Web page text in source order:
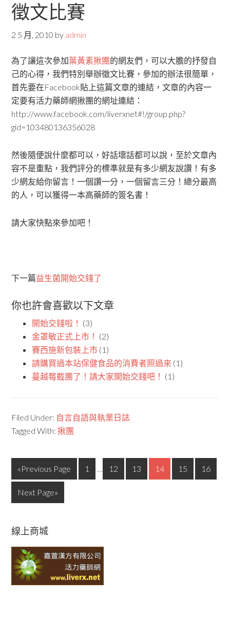
徵文比賽
2 5 月, 2010 by admin
為了讓這次參加葉黃素揪團的網友們，可以大膽的抒發自
己的心得，我們特別舉辦徵文比賽，參加的辦法很簡單，
首先要在Facebook貼上這篇文章的連結，文章的內容一
定要有活力藥師網揪團的網址連結：
http://www.facebook.com/liverxnet#!/group.php?
gid=103480136356028
然後隨便說什麼都可以，好話壞話都可以說，至於文章內
容不是重點，我們評分的標準就是有多少網友說讚！有多
少網友給你留言！一個讚一分，一個留言三分！總分最高
的人，可以獲得一本高藥師的簽名書！
請大家快點來參加吧！
下一篇益生菌開始交錢了
你也許會喜歡以下文章
開始交錢啦！ (3)
金罩敏正式上市！ (2)
賽西施新包裝上市 (1)
請購買過本站保健食品的消費者照過來 (1)
蔓越莓截團了！請大家開始交錢吧！ (1)
Filed Under: 自言自語與執業日誌
Tagged With:揪團
«Previous Page 1 … 12 13 14 15 16
Next Page»
線上商城